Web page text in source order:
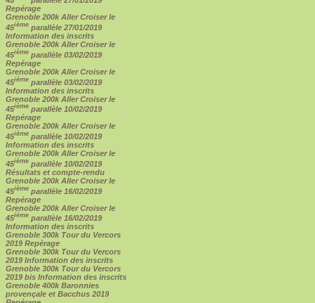
Repérage
Grenoble 200k Aller Croiser le
45ième parallèle 27/01/2019
Information des inscrits
Grenoble 200k Aller Croiser le
45ième parallèle 03/02/2019
Repérage
Grenoble 200k Aller Croiser le
45ième parallèle 03/02/2019
Information des inscrits
Grenoble 200k Aller Croiser le
45ième parallèle 10/02/2019
Repérage
Grenoble 200k Aller Croiser le
45ième parallèle 10/02/2019
Information des inscrits
Grenoble 200k Aller Croiser le
45ième parallèle 10/02/2019
Résultats et compte-rendu
Grenoble 200k Aller Croiser le
45ième parallèle 16/02/2019
Repérage
Grenoble 200k Aller Croiser le
45ième parallèle 16/02/2019
Information des inscrits
Grenoble 300k Tour du Vercors
2019 Repérage
Grenoble 300k Tour du Vercors
2019 Information des inscrits
Grenoble 300k Tour du Vercors
2019 bis Information des inscrits
Grenoble 400k Baronnies
provençale et Bacchus 2019